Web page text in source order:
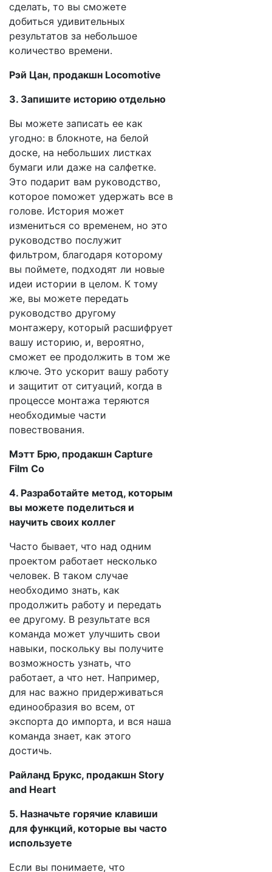
сделать, то вы сможете
добиться удивительных
результатов за небольшое
количество времени.
Рэй Цан, продакшн Locomotive
3. Запишите историю отдельно
Вы можете записать ее как
угодно: в блокноте, на белой
доске, на небольших листках
бумаги или даже на салфетке.
Это подарит вам руководство,
которое поможет удержать все в
голове. История может
измениться со временем, но это
руководство послужит
фильтром, благодаря которому
вы поймете, подходят ли новые
идеи истории в целом. К тому
же, вы можете передать
руководство другому
монтажеру, который расшифрует
вашу историю, и, вероятно,
сможет ее продолжить в том же
ключе. Это ускорит вашу работу
и защитит от ситуаций, когда в
процессе монтажа теряются
необходимые части
повествования.
Мэтт Брю, продакшн Capture
Film Co
4. Разработайте метод, которым
вы можете поделиться и
научить своих коллег
Часто бывает, что над одним
проектом работает несколько
человек. В таком случае
необходимо знать, как
продолжить работу и передать
ее другому. В результате вся
команда может улучшить свои
навыки, поскольку вы получите
возможность узнать, что
работает, а что нет. Например,
для нас важно придерживаться
единообразия во всем, от
экспорта до импорта, и вся наша
команда знает, как этого
достичь.
Райланд Брукс, продакшн Story
and Heart
5. Назначьте горячие клавиши
для функций, которые вы часто
используете
Если вы понимаете, что